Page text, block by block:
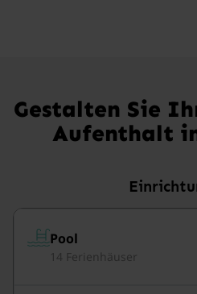
Gestalten Sie
Aufenthalt
Pool
14 Ferienhäuser